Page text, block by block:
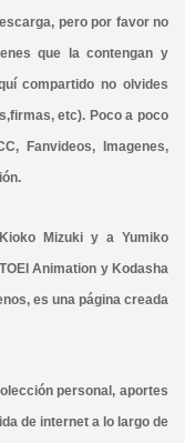
pero por favor no
que la contengan y
compartido no olvides
etc). Poco a poco
Fanvideos, Imagenes,
Mizuki y a Yumiko
Animation y Kodasha
es una página creada
personal, aportes
de internet a lo largo de